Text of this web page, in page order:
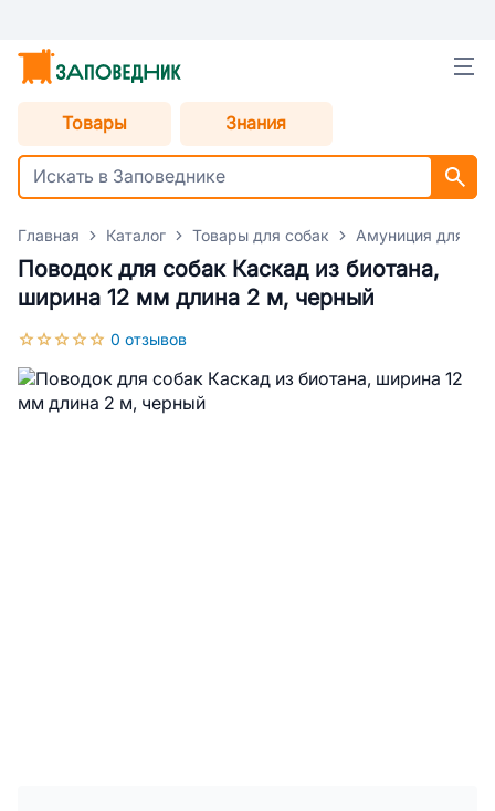
Товары Знания
Главная Каталог Товары для собак Амуниция для
Поводок для собак Каскад из биотана,
ширина 12 мм длина 2 м, черный
0 отзывов